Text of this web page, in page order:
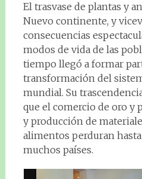
El trasvase de plantas y
Nuevo continente, y
consecuencias
modos de vida de las
tiempo llegó a formar
transformación del
mundial. Su
que el comercio de oro y
y producción de
alimentos perduran
muchos países.